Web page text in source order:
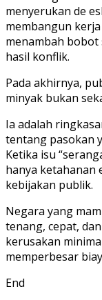
menyerukan de
membangun
menambah
hasil konflik.
Pada akhirnya,
minyak bukan
Ia adalah
tentang pasokan
Ketika isu
hanya ketahanan
kebijakan publik.
Negara yang
tenang, cepat,
kerusakan
memperbesar
End